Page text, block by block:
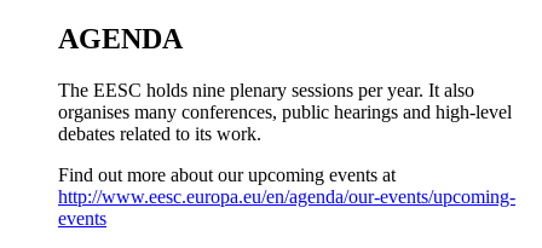
AGENDA
The EESC holds nine plenary sessions per year. It also
organises many conferences, public hearings and high-level
debates related to its work.
Find out more about our upcoming events at
http://www.eesc.europa.eu/en/agenda/our-events/upcoming-
events